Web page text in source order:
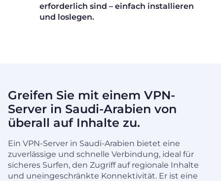
erforderlich sind – einfach installieren
und loslegen.
Greifen Sie mit einem VPN-
Server in Saudi-Arabien von
überall auf Inhalte zu.
Ein VPN-Server in Saudi-Arabien bietet eine
zuverlässige und schnelle Verbindung, ideal für
sicheres Surfen, den Zugriff auf regionale Inhalte
und uneingeschränkte Konnektivität. Er ist eine